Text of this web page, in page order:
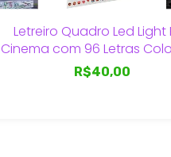
Letreiro Quadro Led Light
Cinema com 96 Letras
R$40,00